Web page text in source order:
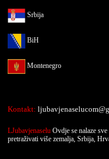
Srbija
BiH
Montenegro
Kontakt:
LJubavjenaselu Ovdje se nalaze
pretraživati više zemalja, Srbija,